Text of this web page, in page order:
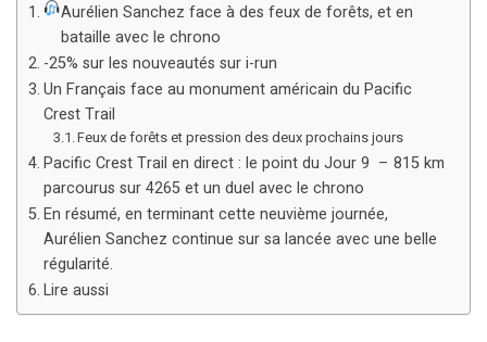
Aurélien Sanchez face à des feux de forêts, et en
bataille avec le chrono
-25% sur les nouveautés sur i-run
Un Français face au monument américain du Pacific
Crest Trail
Feux de forêts et pression des deux prochains jours
Pacific Crest Trail en direct : le point du Jour 9 – 815 km
parcourus sur 4265 et un duel avec le chrono
En résumé, en terminant cette neuvième journée,
Aurélien Sanchez continue sur sa lancée avec une belle
régularité.
Lire aussi